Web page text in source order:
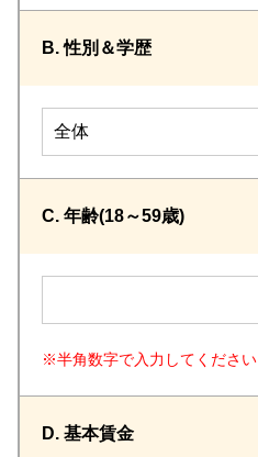
B. 性別＆学歴
C. 年齢(18～59歳)
※半角数字で入力してください
D. 基本賃金